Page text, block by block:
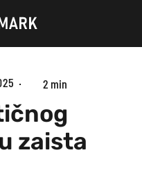
2 min
zaista